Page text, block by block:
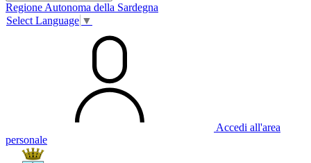
Regione Autonoma della Sardegna
Select Language ▼
Accedi all'area
personale